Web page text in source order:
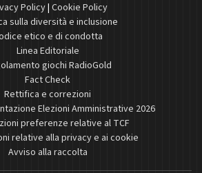
Policy| Cookie Policy
sulla diversità e inclusione
etico e di condotta
Linea Editoriale
giochi RadioGold
Fact Check
Rettifica e correzioni
Elezioni Amministrative 2026
preferenze relative al TCF
relative alla privacy e ai cookie
Avviso alla raccolta